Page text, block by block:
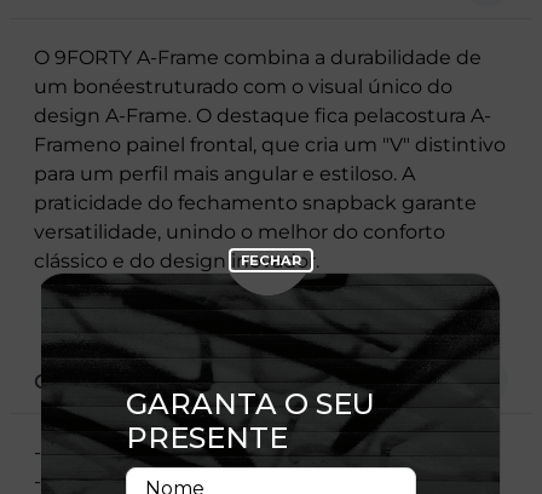
O 9FORTY A-Frame combina a durabilidade de
um bonéestruturado com o visual único do
design A-Frame. O destaque fica pelacostura A-
Frameno painel frontal, que cria um "V" distintivo
para um perfil mais angular e estiloso. A
praticidade do fechamento snapback garante
versatilidade, unindo o melhor do conforto
clássico e do design inovador.
CARACTERÍSTICAS
- Modelo Ajustável
- Aba curva